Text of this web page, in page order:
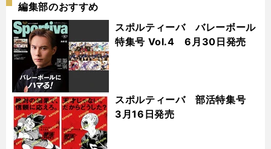
編集部のおすすめ
スポルティーバ バレーボール
特集号 Vol.4 6月30日発売
スポルティーバ 部活特集号
3月16日発売